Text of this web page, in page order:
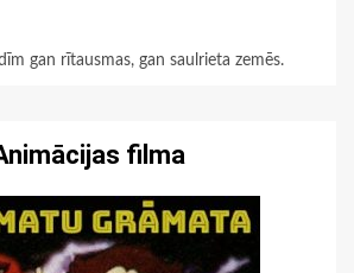
gan rītausmas, gan saulrieta zemēs.
filma